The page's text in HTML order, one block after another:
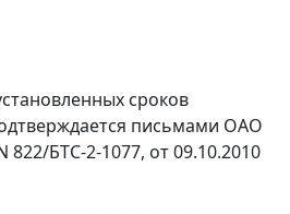
сроков
письмами ОАО
822/БТС-2-1077, от 09.10.2010